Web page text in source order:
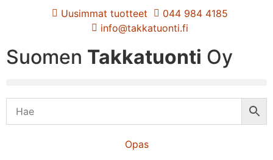
Uusimmat tuotteet
044 984 4185
info@takkatuonti.fi
Suomen Takkatuonti Oy
Opas